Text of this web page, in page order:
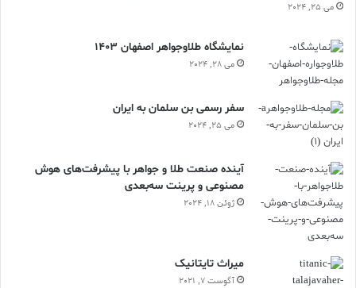
می 25, 2024
نمایشگاه طلاوجواهر اصفهان 1403
می 28, 2024
سفر رسمی بن سلمان به ایران
می 25, 2024
آینده صنعت طلا و جواهر با پیشرفت‌های هوش
مصنوعی و پرینت سه‌بعدی
ژوئن 18, 2024
ميراث تايتانيک
آگوست 7, 2021